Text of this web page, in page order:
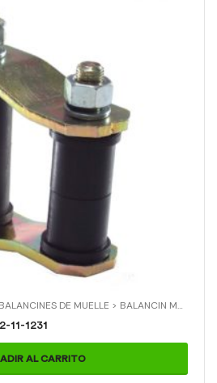
BALANCINES DE MUELLE > BALANCIN MUELLE
Cod: 2-11-1231
AL CARRITO